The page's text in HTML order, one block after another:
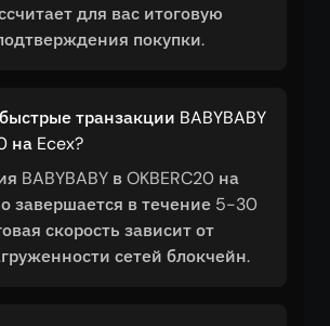
для вас итоговую
покупки.
транзакции BABYBABY
на Ecex?
BABYBABY в OKBERC20 на
завершается в течение 5-30
скорость зависит от
сетей блокчейн.